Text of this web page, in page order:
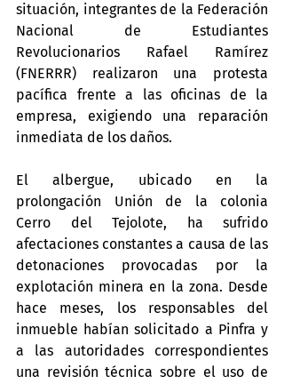
situación, integrantes de la Federación
Nacional de Estudiantes
Revolucionarios Rafael Ramírez
(FNERRR) realizaron una protesta
pacífica frente a las oficinas de la
empresa, exigiendo una reparación
inmediata de los daños.
El albergue, ubicado en la
prolongación Unión de la colonia
Cerro del Tejolote, ha sufrido
afectaciones constantes a causa de las
detonaciones provocadas por la
explotación minera en la zona. Desde
hace meses, los responsables del
inmueble habían solicitado a Pinfra y
a las autoridades correspondientes
una revisión técnica sobre el uso de